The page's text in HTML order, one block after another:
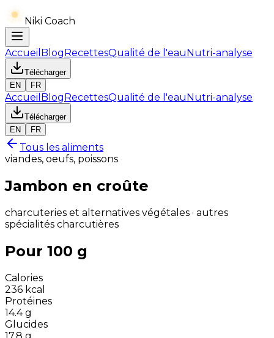
Niki Coach
Accueil BlogRecettesQualité de l'eauNutri-analyse
Télécharger
EN
FR
Accueil BlogRecettesQualité de l'eauNutri-analyse
Télécharger
EN
FR
Tous les aliments
viandes, oeufs, poissons
Jambon en croûte
charcuteries et alternatives végétales · autres
spécialités charcutières
Pour 100 g
Calories
236 kcal
Protéines
14.4 g
Glucides
17.8 g